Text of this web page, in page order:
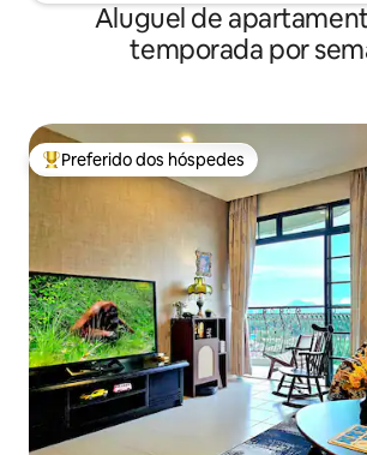
Aluguel de
temporada por
Entre os melhores preferidos dos
Preferido dos hóspedes